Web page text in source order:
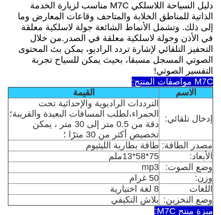
دليل السياحة اللاسلكي M7C مناسب لزيارة الخدمة
الذاتية للمناطق الخلابة والمتاحف وقاعات المعارض وما
إلى ذلك. وتشمل الأنماط الشائعة جولة لاسلكية معلقة
في الأذن وجولة لاسلكية معلقة في الصدر.من خلال
التحفيز التلقائي لإشارة تردد الراديو، يمكن بث المحتوى
الصوتي المسجل مسبقا، بحيث يمكن للسياح تجربة
التفسير الصوتي!
M7C مواصفات المنتج:
الاسم
القيمة
إدخال تلقائي:
الترددات الراديوية والإحداثية تحت
الحمراء،لطلب المسافات البعيدة والقريبة؛
دقة من 0.5 متر إلى 30 متر ، يمكن
تخصيص أكثر من 30 مترًا ؛
مصدر الطاقة: طاقة بطارية الليثيوم
الأبعاد:
75*58*13ملم
وضع الصوت:
mp3
وزن:
50 غرام
اللغات
8 لغة اختيارية
وضع التخزين: بلاش التكيفي
ميزة منتج M7C: